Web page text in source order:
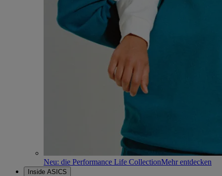
Neu: die Performance Life CollectionMehr entdecken
Inside ASICS